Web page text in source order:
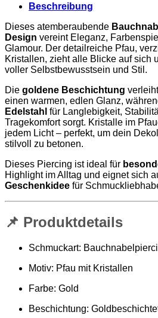
Beschreibung
Dieses atemberaubende
Design vereint Eleganz,
Glamour. Der detailreiche Pfau,
Kristallen, zieht alle Blicke auf sich
voller Selbstbewusstsein und Stil.
Die goldene Beschichtung
einen warmen, edlen Glanz,
Edelstahl für Langlebigkeit,
Tragekomfort sorgt. Kristalle im
jedem Licht – perfekt, um dein
stilvoll zu betonen.
Dieses Piercing ist ideal für
Highlight im Alltag und eignet sich
Geschenkidee für
📌 Produktdetails
Schmuckart:
Motiv: Pfau mit Kristallen
Farbe: Gold
Beschichtung: